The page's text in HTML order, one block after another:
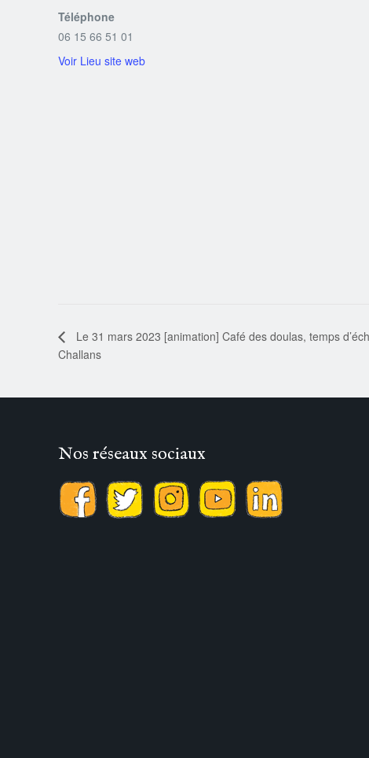
Téléphone
06 15 66 51 01
Voir Lieu site web
Le 31 mars 2023 [animation] Café des doulas, temps
Challans
Nos réseaux sociaux